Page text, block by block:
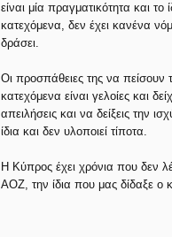
είναι μία πραγματικότητα και
κατεχόμενα, δεν έχει κανένα
δράσει.
Οι προσπάθειες της να πείσουν
κατεχόμενα είναι γελοίες και
απειλήσεις και να δείξεις την
ίδια και δεν υλοποιεί τίποτα.
Η Κύπρος έχει χρόνια που δεν
ΑΟΖ, την ίδια που μας δίδαξε ο